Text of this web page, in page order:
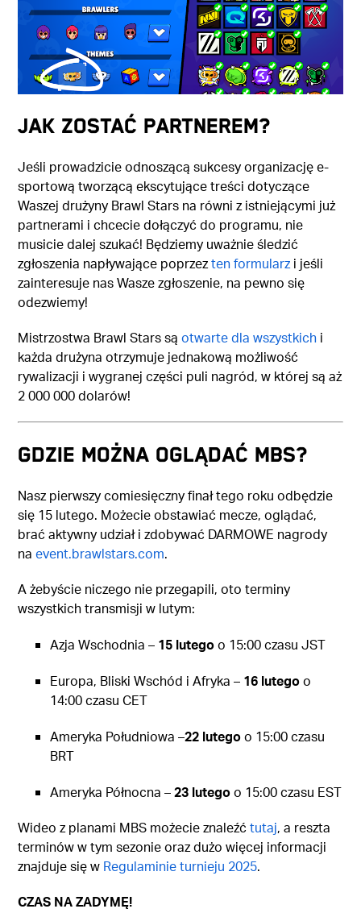
JAK ZOSTAĆ PARTNEREM?
Jeśli prowadzicie odnoszącą sukcesy organizację e-
sportową tworzącą ekscytujące treści dotyczące
Waszej drużyny Brawl Stars na równi z istniejącymi już
partnerami i chcecie dołączyć do programu, nie
musicie dalej szukać! Będziemy uważnie śledzić
zgłoszenia napływające poprzezten formularz i jeśli
zainteresuje nas Wasze zgłoszenie, na pewno się
odezwiemy!
Mistrzostwa Brawl Stars sąotwarte dla wszystkich i
każda drużyna otrzymuje jednakową możliwość
rywalizacji i wygranej części puli nagród, w której są aż
2 000 000 dolarów!
GDZIE MOŻNA OGLĄDAĆ MBS?
Nasz pierwszy comiesięczny finał tego roku odbędzie
się 15 lutego. Możecie obstawiać mecze, oglądać,
brać aktywny udział i zdobywać DARMOWE nagrody
naevent.brawlstars.com.
A żebyście niczego nie przegapili, oto terminy
wszystkich transmisji w lutym:
Azja Wschodnia – 15 lutegoo 15:00 czasu JST
Europa, Bliski Wschód i Afryka – 16 lutegoo
14:00 czasu CET
Ameryka Południowa –22 lutegoo 15:00 czasu
BRT
Ameryka Północna –23 lutegoo 15:00 czasu EST
Wideo z planami MBS możecie znaleźćtutaj, a reszta
terminów w tym sezonie oraz dużo więcej informacji
znajduje się w Regulaminie turnieju 2025.
CZAS NA ZADYMĘ!